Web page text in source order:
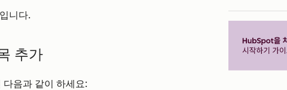
니다.
추가
음과 같이 하세요: